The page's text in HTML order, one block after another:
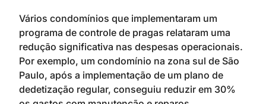
Vários condomínios que implementaram um
programa de controle de pragas relataram uma
redução significativa nas despesas operacionais.
Por exemplo, um condomínio na zona sul de São
Paulo, após a implementação de um plano de
dedetização regular, conseguiu reduzir em 30%